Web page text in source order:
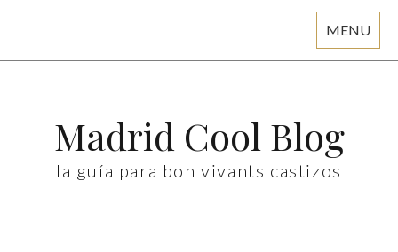
MENU
Madrid Cool Blog
la guía para bon vivants castizos